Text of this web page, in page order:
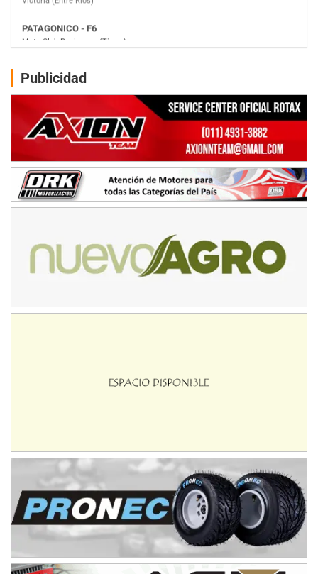
Juventud Unida (Tierra)
NORESTE SANTAFESINO - F6
Ciudad de Avellaneda (Asfalto)
Avellaneda (Santa Fe)
SUR SANTAFESINO - F4
José Samuel Sánchez (Tierra)
TUCUMANO - F5
Juan Navarro (Asfalto)
El Timbó (Tucumán)
COBERTURA ESPECIAL DE E-KART.COM.AR
08/09-AGO
IAME SERIES ARGENTINA 6
ENTRERRIANO - F6 (POSTERGADA)
Victoria (Entre Ríos)
PATAGONICO - F6
Moto Club Reginense (Tierra)
Gral. E. Godoy (Río Negro)
Humboldt (Santa Fe)
Publicidad